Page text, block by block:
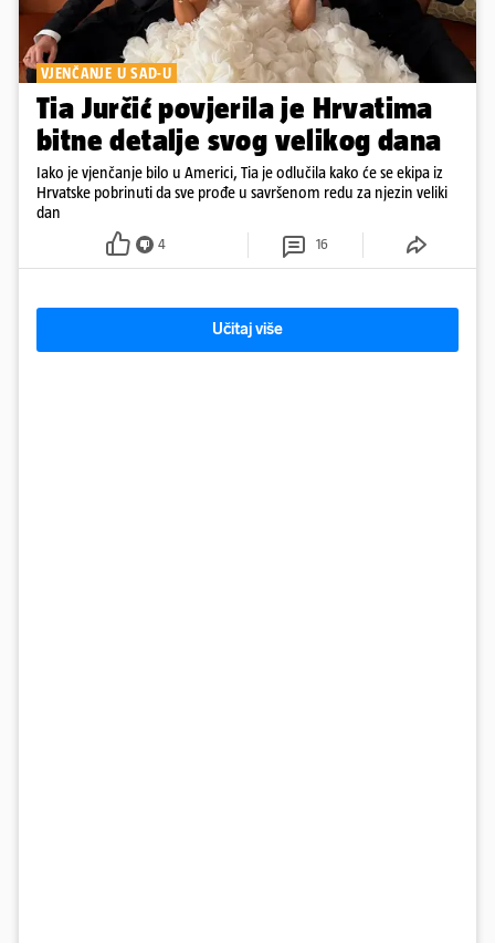
VJENČANJE U SAD-U
Tia Jurčić povjerila je Hrvatima
bitne detalje svog velikog dana
Iako je vjenčanje bilo u Americi, Tia je odlučila kako će se ekipa iz
Hrvatske pobrinuti da sve prođe u savršenom redu za njezin veliki
dan
4 16
Učitaj više